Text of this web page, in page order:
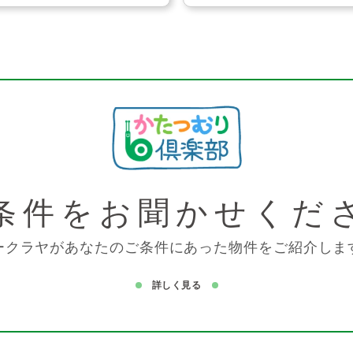
件を お聞かせくだ
クラヤがあなたのご条件にあった物件をご紹介しま
詳しく見る